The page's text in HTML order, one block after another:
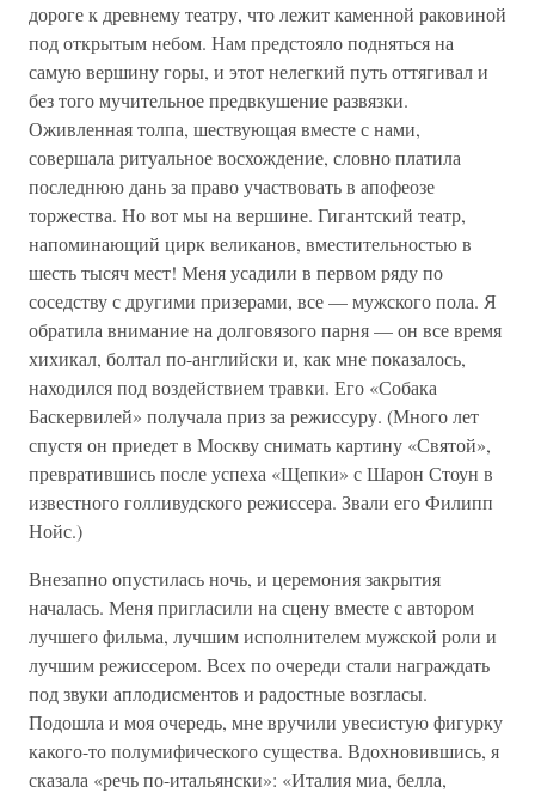
дороге к древнему театру, что лежит каменной раковиной
под открытым небом. Нам предстояло подняться на
самую вершину горы, и этот нелегкий путь оттягивал и
без того мучительное предвкушение развязки.
Оживленная толпа, шествующая вместе с нами,
совершала ритуальное восхождение, словно платила
последнюю дань за право участвовать в апофеозе
торжества. Но вот мы на вершине. Гигантский театр,
напоминающий цирк великанов, вместительностью в
шесть тысяч мест! Меня усадили в первом ряду по
соседству с другими призерами, все — мужского пола. Я
обратила внимание на долговязого парня — он все время
хихикал, болтал по-английски и, как мне показалось,
находился под воздействием травки. Его «Собака
Баскервилей» получала приз за режиссуру. (Много лет
спустя он приедет в Москву снимать картину «Святой»,
превратившись после успеха «Щепки» с Шарон Стоун в
известного голливудского режиссера. Звали его Филипп
Нойс.)
Внезапно опустилась ночь, и церемония закрытия
началась. Меня пригласили на сцену вместе с автором
лучшего фильма, лучшим исполнителем мужской роли и
лучшим режиссером. Всех по очереди стали награждать
под звуки аплодисментов и радостные возгласы.
Подошла и моя очередь, мне вручили увесистую фигурку
какого-то полумифического существа. Вдохновившись, я
сказала «речь по-итальянски»: «Италия миа, белла,